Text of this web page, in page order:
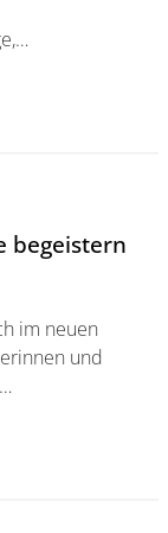
begeistern
im neuen
und